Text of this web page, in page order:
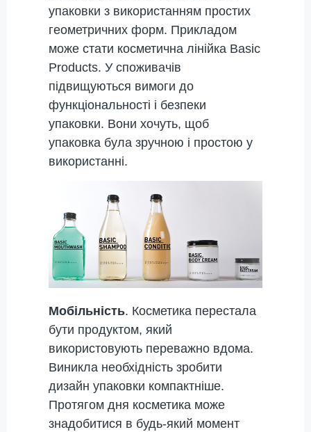
упаковки з використанням простих
геометричних форм. Прикладом
може стати косметична лінійка Basic
Products. У споживачів
підвищуються вимоги до
функціональності і безпеки
упаковки. Вони хочуть, щоб
упаковка була зручною і простою у
використанні.
Мобільність. Косметика перестала
бути продуктом, який
використовують переважно вдома.
Виникла необхідність зробити
дизайн упаковки компактніше.
Протягом дня косметика може
знадобитися в будь-який момент